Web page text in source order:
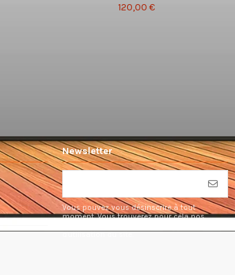
120,00 €
Newsletter
Vous pouvez vous désinscrire à tout
moment. Vous trouverez pour cela nos